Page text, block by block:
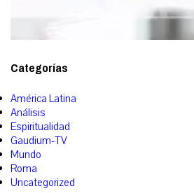
Categorías
América Latina
Análisis
Espiritualidad
Gaudium-TV
Mundo
Roma
Uncategorized